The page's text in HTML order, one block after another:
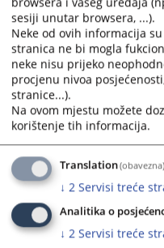
sesiji unutar browsera, ...).
Neke od ovih informacija
stranica ne bi mogla
neke nisu prijeko
procjenu nivoa
stranice...).
Na ovom mjestu možete
korištenje tih informacija.
Translation(obavezna)
↓ 2 Servisi treće
Analitika o
↓ 2 Servisi treće